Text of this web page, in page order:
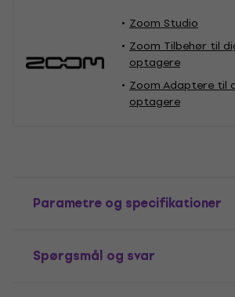
Zoom Studio
Zoom Tilbehør til
optagere
Zoom Adaptere til
optagere
Parametre og specifikationer
Spørgsmål og svar